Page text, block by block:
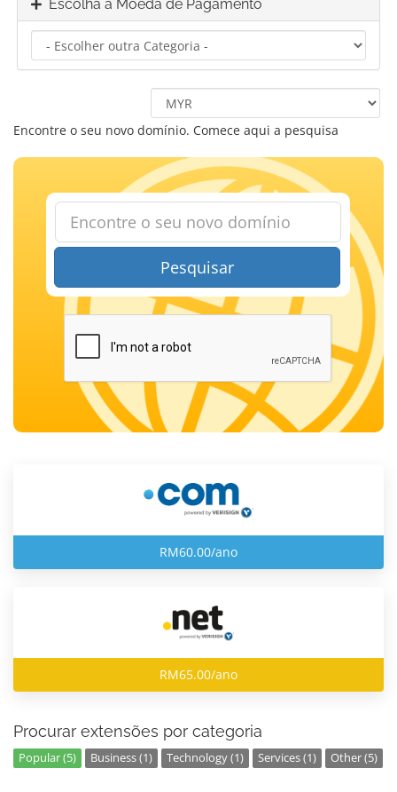
Escolha a Moeda de Pagamento
Encontre o seu novo domínio. Comece aqui a pesquisa
Pesquisar
RM60.00/ano
RM65.00/ano
Procurar extensões por categoria
Popular (5) Business (1) Technology (1) Services (1) Other (5)